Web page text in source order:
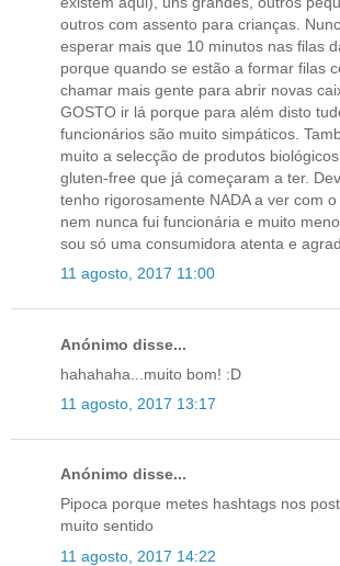
outros com assento para crianças.
esperar mais que 10 minutos nas filas
porque quando se estão a formar filas
chamar mais gente para abrir novas
GOSTO ir lá porque para além disto
funcionários são muito simpáticos.
muito a selecção de produtos
gluten-free que já começaram a ter.
tenho rigorosamente NADA a ver com
nem nunca fui funcionária e muito
sou só uma consumidora atenta e
11 agosto, 2017 11:00
Anónimo disse...
hahahaha...muito bom! :D
11 agosto, 2017 13:17
Anónimo disse...
Pipoca porque metes hashtags nos
muito sentido
11 agosto, 2017 14:22